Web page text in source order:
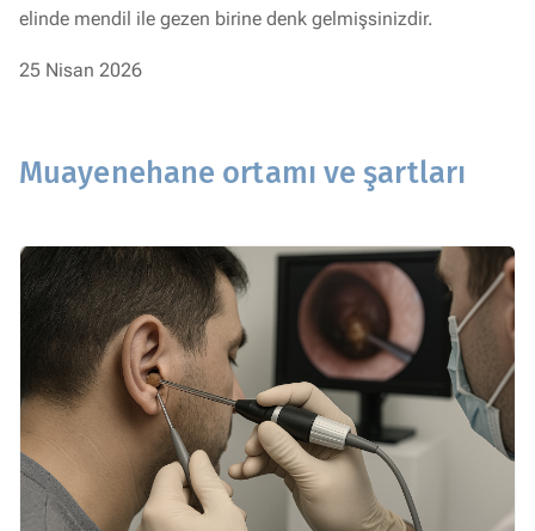
elinde mendil ile gezen birine denk gelmişsinizdir.
25 Nisan 2026
Muayenehane ortamı ve şartları